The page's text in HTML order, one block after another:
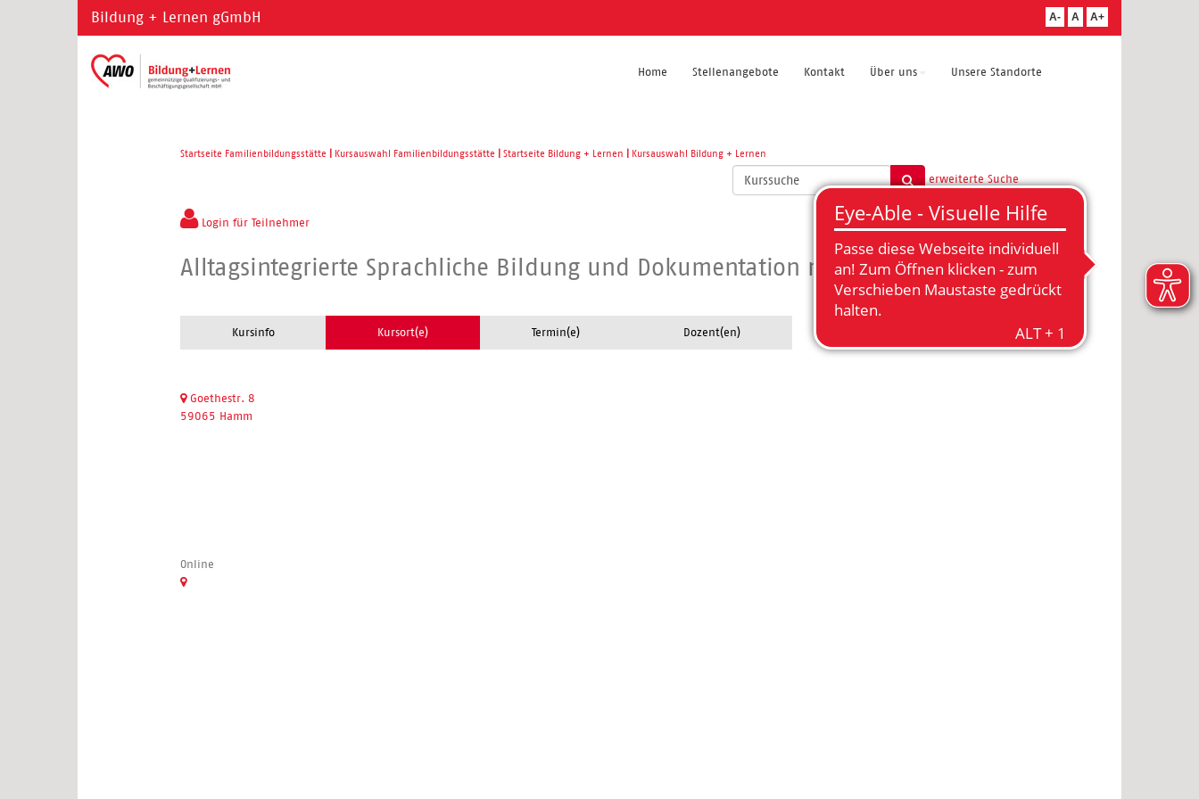
Bildung + Lernen gGmbH A- A A+
Home Stellenangebote Kontakt Über uns Unsere Standorte
Startseite Familienbildungsstätte Kursauswahl Familienbildungsstätte Startseite Bildung + Lernen Kursauswahl Bildung + Lernen
Kurse
suchen
erweiterte Suche
Login für Teilnehmer
Alltagsintegrierte Sprachliche Bildung und Dokumentation mit BASIK
Kursinfo Kursort(e) Termin(e) Dozent(en)
Goethestr. 8
59065 Hamm
Online